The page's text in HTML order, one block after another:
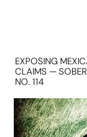
EXPOSING
CLAIMS —
NO. 114